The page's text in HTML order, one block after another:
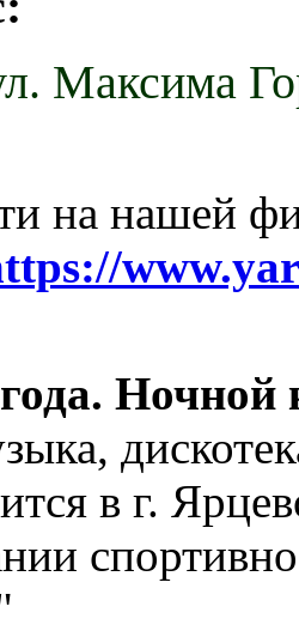
Максима
на нашей
в г.